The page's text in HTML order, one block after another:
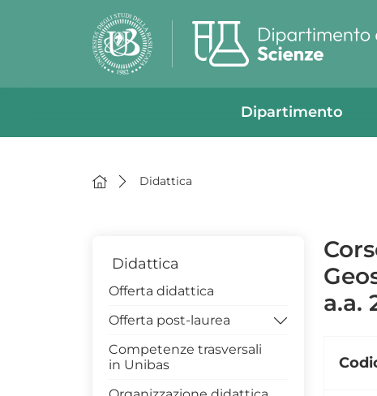
Dipartimento
Didattica
a.a.
Didattica
Offerta didattica
Offerta post-laurea
Assicurazione di Qualità
Competenze trasversali
in Unibas